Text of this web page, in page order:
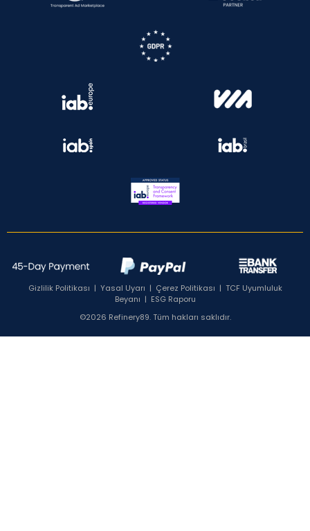
Gizlilik Politikası | Yasal Uyarı | Çerez Politikası | TCF Uyumluluk
Beyanı | ESG Raporu
©2026 Refinery89. Tüm hakları saklıdır.